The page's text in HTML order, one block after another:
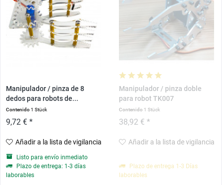
Manipulador / pinza de 8
dedos para robots de...
Contenido1 Stück
9,72 € *
Añadir a la lista de vigilancia
Listo para envío inmediato
Plazo de entrega: 1-3 días
laborables
Manipulador / pinza doble
para robot TK007
Contenido 1 Stück
38,92 € *
Añadir a la lista de vigilancia
Plazo de entrega 1-3 Días
laborables